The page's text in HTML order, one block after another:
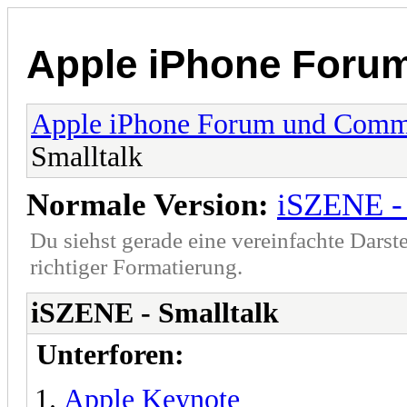
Apple iPhone
Apple iPhone Forum und
Smalltalk
Normale Version: iSZENE
Du siehst gerade eine vereinfachte
richtiger Formatierung.
iSZENE - Smalltalk
Unterforen:
Apple Keynote